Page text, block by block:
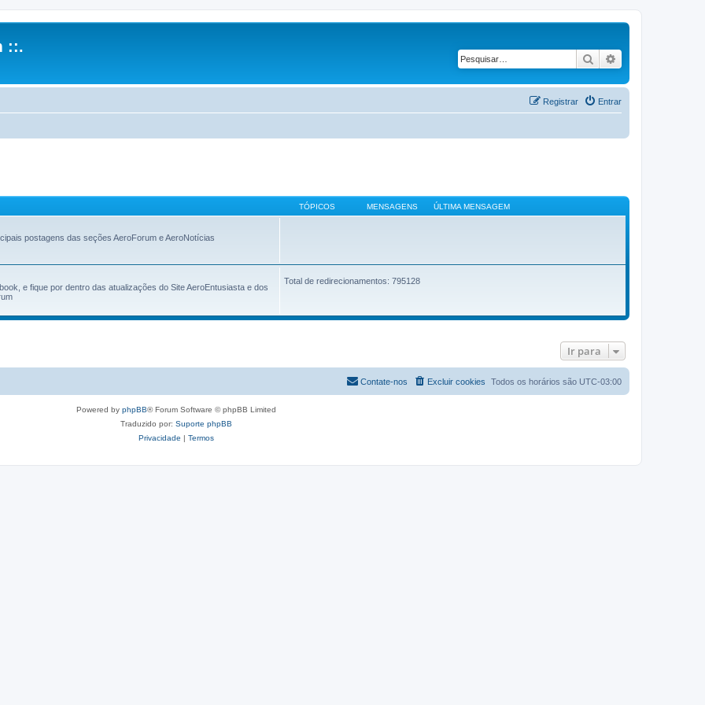
::.
Pesquisar
Entrar
Registrar
TÓPICOS MENSAGENS ÚLTIMA MENSAGEM
postagens das seções AeroForum e AeroNotícias
e fique por dentro das atualizações do Site AeroEntusiasta e dos
Total de redirecionamentos: 795128
Ir para
Todos os horários são UTC-03:00
Excluir cookies
Contate-nos
Powered by phpBB® Forum Software © phpBB Limited
Traduzido por: Suporte phpBB
Privacidade | Termos